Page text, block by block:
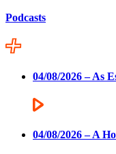
Podcasts
04/08/2026 – As
04/08/2026 – A